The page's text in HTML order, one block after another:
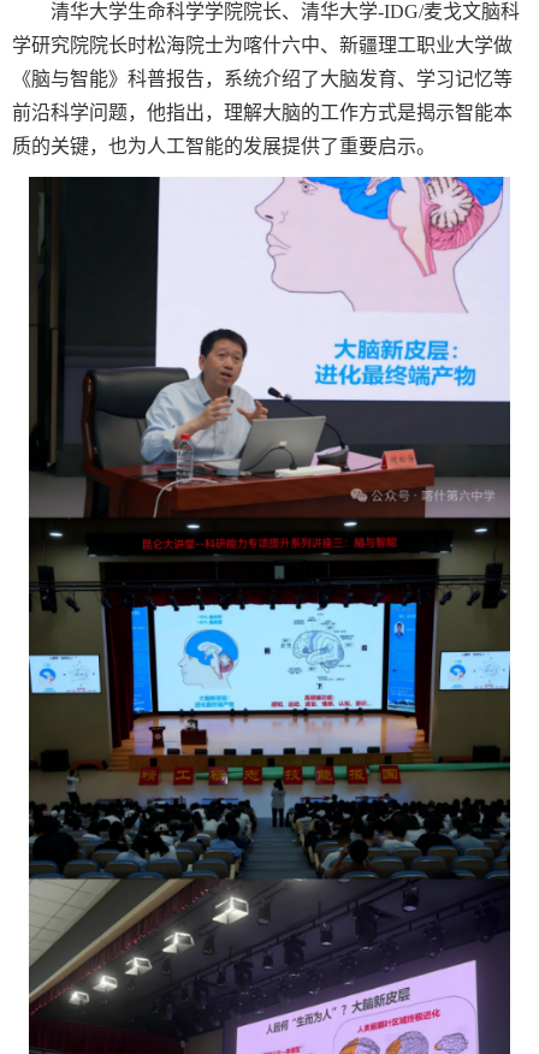
清华大学生命科学学院院长、清华大学-IDG/麦戈文脑科
学研究院院长时松海院士为喀什六中、新疆理工职业大学做
《脑与智能》科普报告，系统介绍了大脑发育、学习记忆等
前沿科学问题，他指出，理解大脑的工作方式是揭示智能本
质的关键，也为人工智能的发展提供了重要启示。